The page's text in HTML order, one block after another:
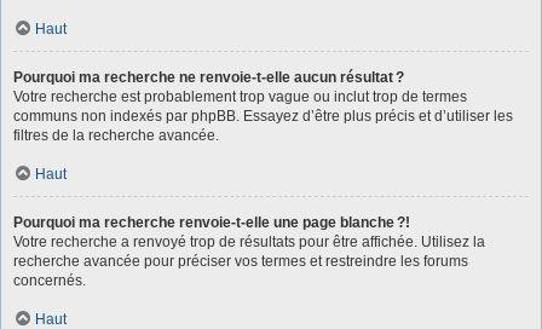
Haut
Pourquoi ma recherche ne renvoie-t-elle aucun résultat ?
Votre recherche est probablement trop vague ou inclut trop de termes
communs non indexés par phpBB. Essayez d’être plus précis et d’utiliser les
filtres de la recherche avancée.
Haut
Pourquoi ma recherche renvoie-t-elle une page blanche ?!
Votre recherche a renvoyé trop de résultats pour être affichée. Utilisez la
recherche avancée pour préciser vos termes et restreindre les forums
concernés.
Haut